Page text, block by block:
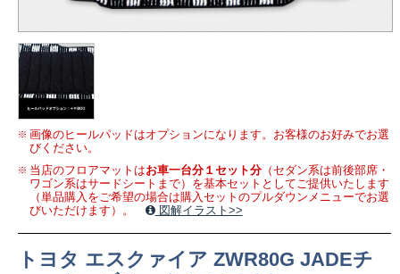
画像のヒールパッドはオプションになります。お客様のお好みでお選
びください。
当店のフロアマットはお車一台分１セット分（セダン系は前後部席・
ワゴン系はサードシートまで）を基本セットとしてご提供いたします
（単品購入をご希望の場合は購入セットのプルダウンメニューでお選
びいただけます）。
図解イラスト>>
トヨタ エスクァイア ZWR80G JADEチ